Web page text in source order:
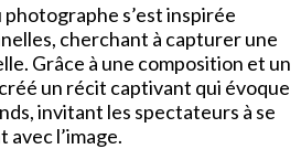
s’est inspirée
cherchant à capturer une
Grâce à une composition et un
un récit captivant qui évoque
invitant les spectateurs à se
l’image.